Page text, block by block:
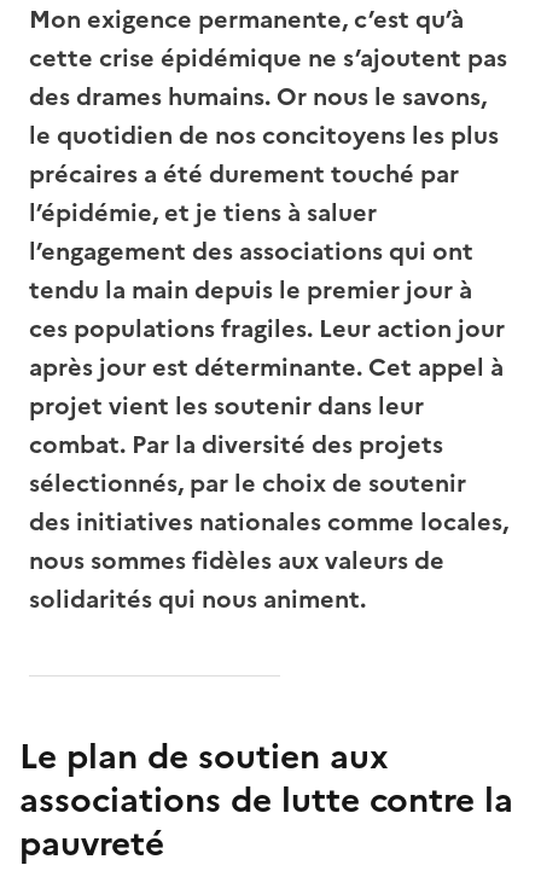
Mon exigence permanente, c’est qu’à
cette crise épidémique ne s’ajoutent pas
des drames humains. Or nous le savons,
le quotidien de nos concitoyens les plus
précaires a été durement touché par
l’épidémie, et je tiens à saluer
l’engagement des associations qui ont
tendu la main depuis le premier jour à
ces populations fragiles. Leur action jour
après jour est déterminante. Cet appel à
projet vient les soutenir dans leur
combat. Par la diversité des projets
sélectionnés, par le choix de soutenir
des initiatives nationales comme locales,
nous sommes fidèles aux valeurs de
solidarités qui nous animent.
Le plan de soutien aux
associations de lutte contre la
pauvreté